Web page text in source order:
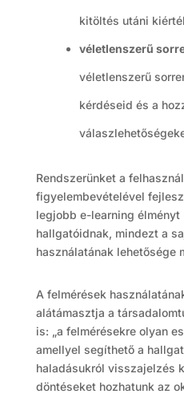
kitöltés utáni
véletlenszerű
véletlenszerű
kérdéseid és a
Rendszerünket a
figyelembevételével
legjobb e-learning élményt
hallgatóidnak, mindezt a
használatának lehetősége
A felmérések
alátámasztja a
is: „a felmérésekre olyan
amellyel segíthető a
haladásukról visszajelzés
döntéseket hozhatunk az